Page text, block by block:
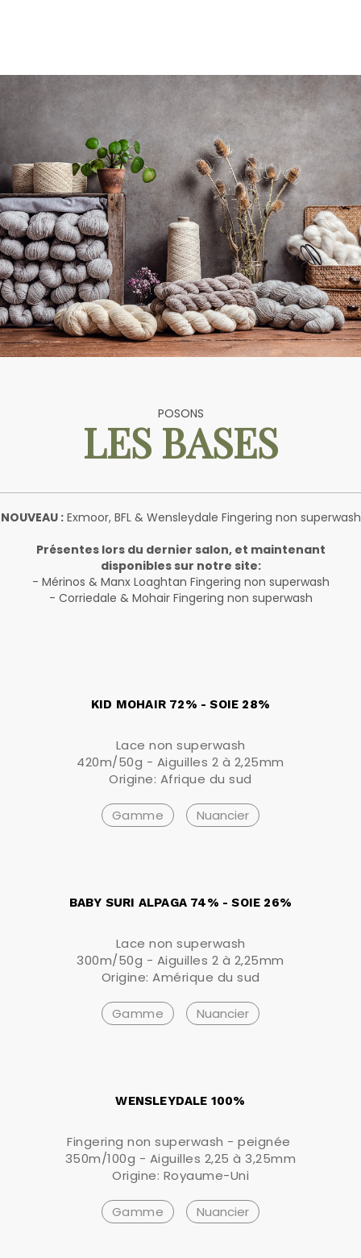
POSONS
LES BASES
NOUVEAU :Exmoor, BFL & Wensleydale Fingering non superwash
Présentes lors du dernier salon, et maintenant
disponibles sur notre site:
- Mérinos & Manx Loaghtan Fingering non superwash
- Corriedale & Mohair Fingering non superwash
KID MOHAIR 72% - SOIE 28%
Lace non superwash
420m/50g - Aiguilles 2 à 2,25mm
Origine: Afrique du sud
Gamme Nuancier
BABY SURI ALPAGA 74% - SOIE 26%
Lace non superwash
300m/50g - Aiguilles 2 à 2,25mm
Origine: Amérique du sud
Gamme Nuancier
WENSLEYDALE 100%
Fingering non superwash - peignée
350m/100g - Aiguilles 2,25 à 3,25mm
Origine: Royaume-Uni
Gamme Nuancier